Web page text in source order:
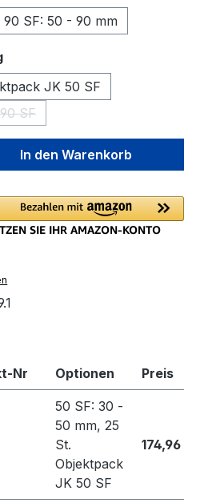
90 SF: 50 - 90 mm
auswählen
JK 50 SF
SF
ist zurzeit nicht verfügbar.)
Gib den
In den Warenkorb
Nr Optionen Preis
50 SF: 30 -
50 mm, 25
St.
Objektpack
JK 50 SF
174,96 €